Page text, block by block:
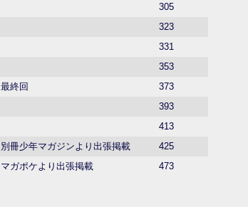
305
323
331
353
最終回
373
393
413
別冊少年マガジンより出張掲載
425
マガポケより出張掲載 473